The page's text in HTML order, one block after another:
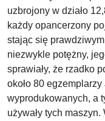
uzbrojony w działo
każdy opancerzony
stając się
niezwykle potężny,
sprawiały, że rzadko
około 80
wyprodukowanych, a
używały tych